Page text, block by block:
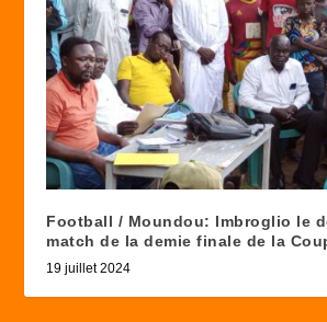
Football / Moundou: Imbroglio le
match de la demie finale de la
19 juillet 2024